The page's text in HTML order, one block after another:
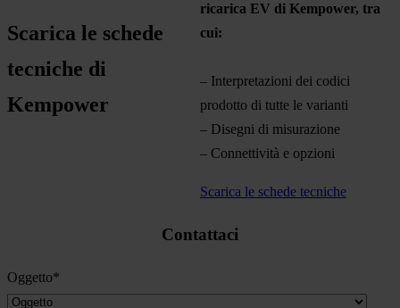
Scarica le schede
tecniche di
Kempower
ricarica EV di Kempower, tra
cui:
– Interpretazioni dei codici
prodotto di tutte le varianti
– Disegni di misurazione
– Connettività e opzioni
Scarica le schede tecniche
Contattaci
Oggetto*